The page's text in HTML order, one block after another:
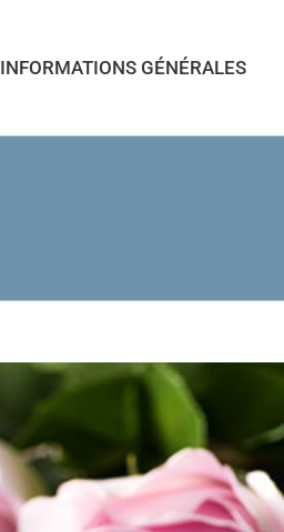
INFORMATIONS GÉNÉRALES